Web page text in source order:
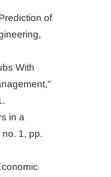
of
With
in a
1, pp.